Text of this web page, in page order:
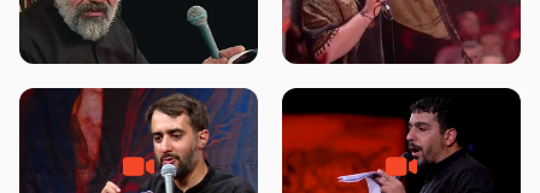
جانا جانا ابی عبدالله – کربلایی جواد
مقدم – شب هشتم محرم 1448 –
مادر منم مثل تو خمیدم – حاج
محمود کریمی – شهادت حضرت
هیئت رایة العباس علیه السلام